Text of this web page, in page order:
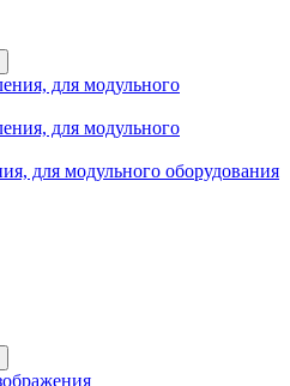
для модульного оборудования